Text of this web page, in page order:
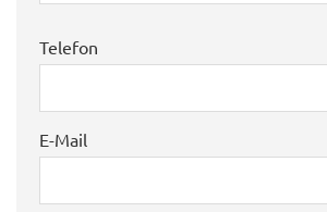
Telefon
E-Mail